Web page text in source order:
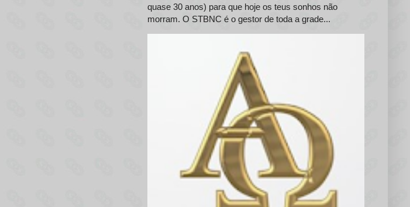
quase 30 anos) para que hoje os teus sonhos não
morram. O STBNC é o gestor de toda a grade...